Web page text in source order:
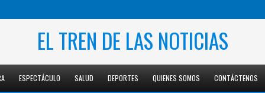
EL TREN DE LAS NOTICIAS
ESPECTÁCULO SALUD DEPORTES QUIENES SOMOS CONTÁCTENOS